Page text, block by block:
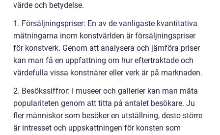
värde och betydelse.
1. Försäljningspriser: En av de vanligaste kvantitativa
mätningarna inom konstvärlden är försäljningspriser
för konstverk. Genom att analysera och jämföra priser
kan man få en uppfattning om hur eftertraktade och
värdefulla vissa konstnärer eller verk är på marknaden.
2. Besökssiffror: I museer och gallerier kan man mäta
populariteten genom att titta på antalet besökare. Ju
fler människor som besöker en utställning, desto större
är intresset och uppskattningen för konsten som